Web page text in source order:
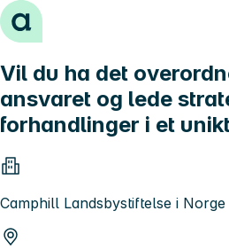
Hopp til innhold
Vil du ha det
ansvaret og lede
forhandlinger i et
Camphill Landsbystiftelse i Norge